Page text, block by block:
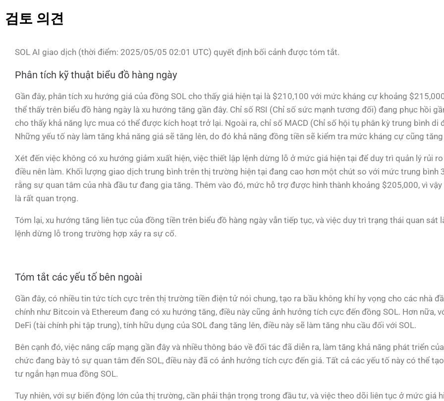
검토 의견
SOL AI giao dịch (thời điểm: 2025/05/05 02:01 UTC) quyết định bối cảnh được tóm tắt.
Phân tích kỹ thuật biểu đồ hàng ngày
Gần đây, phân tích xu hướng giá của đồng SOL cho thấy giá hiện tại là $210,100 với mức kháng cự khoảng
thể thấy trên biểu đồ hàng ngày là xu hướng tăng gần đây. Chỉ số RSI (Chỉ số sức mạnh tương đối) đang phục hồi
cho thấy khả năng lực mua có thể được kích hoạt trở lại. Ngoài ra, chỉ số MACD (Chỉ số hội tụ phân kỳ trung bình di
Những yếu tố này làm tăng khả năng giá sẽ tăng lên, do đó khả năng đồng tiền sẽ kiểm tra mức kháng cự cũng tăng
Xét đến việc không có xu hướng giảm xuất hiện, việc thiết lập lệnh dừng lỗ ở mức giá hiện tại để duy trì quản lý rủi
điều nên làm. Khối lượng giao dịch trung bình trên thị trường hiện tại đang cao hơn một chút so với mức trung bình
rằng sự quan tâm của nhà đầu tư đang gia tăng. Thêm vào đó, mức hỗ trợ được hình thành khoảng $205,000, vì
là rất quan trọng.
Tóm lại, xu hướng tăng liên tục của đồng tiền trên biểu đồ hàng ngày vẫn tiếp tục, và việc duy trì trạng thái quan sát
lệnh dừng lỗ trong trường hợp xảy ra sự cố.
Tóm tắt các yếu tố bên ngoài
Gần đây, có nhiều tin tức tích cực trên thị trường tiền điện tử nói chung, tạo ra bầu không khí hy vọng cho các nhà
chính như Bitcoin và Ethereum đang có xu hướng tăng, điều này cũng ảnh hưởng tích cực đến đồng SOL. Hơn nữa,
DeFi (tài chính phi tập trung), tính hữu dụng của SOL đang tăng lên, điều này sẽ làm tăng nhu cầu đối với SOL.
Bên cạnh đó, việc nâng cấp mạng gần đây và nhiều thông báo về đối tác đã diễn ra, làm tăng khả năng phát triển
chức đang bày tỏ sự quan tâm đến SOL, điều này đã có ảnh hưởng tích cực đến giá. Tất cả các yếu tố này có thể
tư ngắn hạn mua đồng SOL.
Tuy nhiên, với sự biến động lớn của thị trường, cần phải thận trọng trong đầu tư, và việc theo dõi liên tục ở mức giá